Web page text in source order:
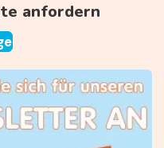
anfordern